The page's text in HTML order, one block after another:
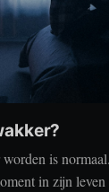
is
in zijn